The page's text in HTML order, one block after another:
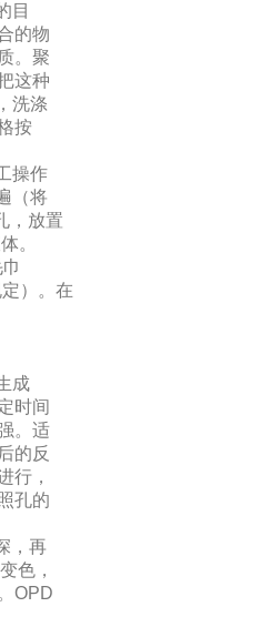
目
的物
。聚
这种
洗涤
按
操作
（将
，放置
。
）。在
成
时间
。适
的反
行，
孔的
，再
色，
OPD